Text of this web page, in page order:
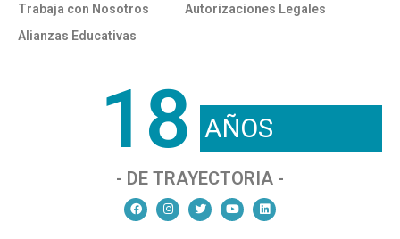
Trabaja con Nosotros
Autorizaciones Legales
Alianzas Educativas
18 AÑOS
- DE TRAYECTORIA -